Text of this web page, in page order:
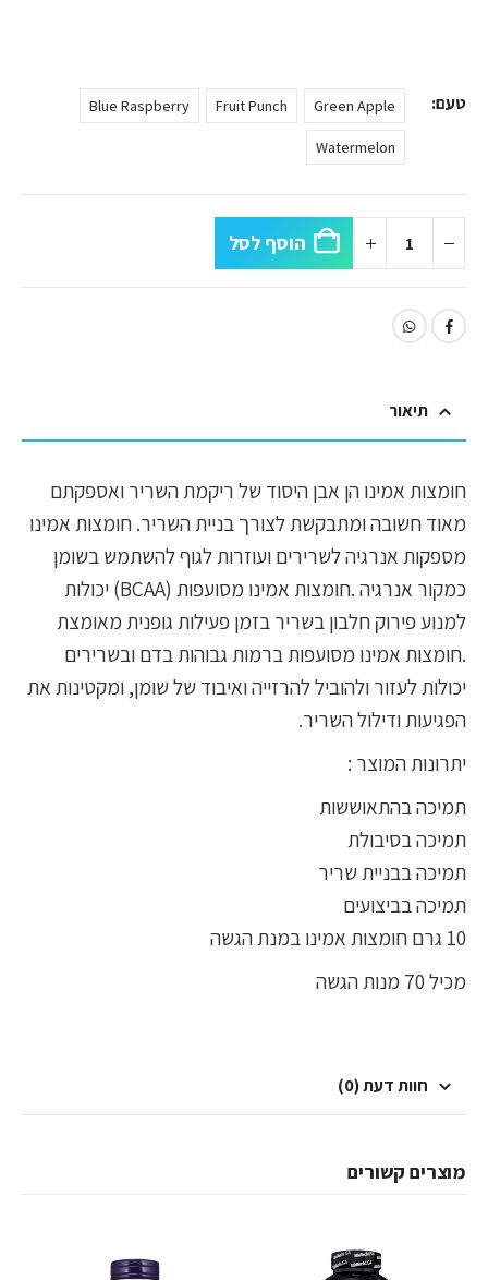
טעם Green Apple
Fruit Punch
Blue Raspberry
Watermelon
הוסף לסל
תיאור
חומצות אמינו הן אבן היסוד של ריקמת השריר ואספקתם
מאוד חשובה ומתבקשת לצורך בניית השריר. חומצות אמינו
מספקות אנרגיה לשרירים ועוזרות לגוף להשתמש בשומן
כמקור אנרגיה .חומצות אמינו מסועפות (BCAA) יכולות
למנוע פירוק חלבון בשריר בזמן פעילות גופנית מאומצת
.חומצות אמינו מסועפות ברמות גבוהות בדם ובשרירים
יכולות לעזור ולהוביל להרזייה ואיבוד של שומן, ומקטינות את
הפגיעות ודילול השריר.
יתרונות המוצר :
תמיכה בהתאוששות
תמיכה בסיבולת
תמיכה בבניית שריר
תמיכה בביצועים
10 גרם חומצות אמינו במנת הגשה
מכיל 70 מנות הגשה
חוות דעת (0)
מוצרים קשורים